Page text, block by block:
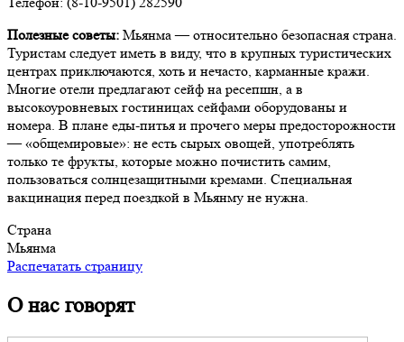
Полезные советы: Мьянма — относительно безопасная страна.
Туристам следует иметь в виду, что в крупных туристических
центрах приключаются, хоть и нечасто, карманные кражи.
Многие отели предлагают сейф на ресепшн, а в
высокоуровневых гостиницах сейфами оборудованы и
номера. В плане еды-питья и прочего меры предосторожности
— «общемировые»: не есть сырых овощей, употреблять
только те фрукты, которые можно почистить самим,
пользоваться солнцезащитными кремами. Специальная
вакцинация перед поездкой в Мьянму не нужна.
Страна
Мьянма
Распечатать страницу
О нас говорят